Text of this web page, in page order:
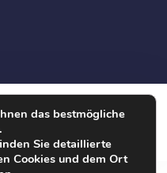
MATERIAL TECHNOLOGY
RESERVED
das bestmögliche
Sie detaillierte
Cookies und dem Ort